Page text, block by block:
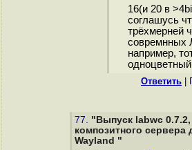
16(и 20 в
соглашусь
трёхмерней
совремнных
например,
Ответить
77. "Выпуск labwc 0.7.2,
композитного сервера
Wayland "